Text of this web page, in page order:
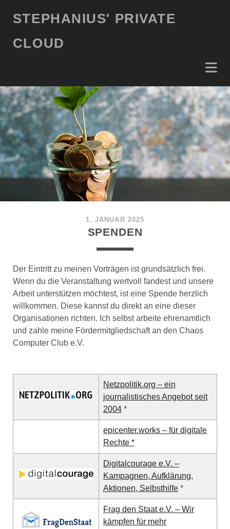
STEPHANIUS' PRIVATE
CLOUD
1. JANUAR 2025
SPENDEN
Der Eintritt zu meinen Vorträgen ist grundsätzlich frei.
Wenn du die Veranstaltung wertvoll fandest und unsere
Arbeit unterstützen möchtest, ist eine Spende herzlich
willkommen. Diese kannst du direkt an eine dieser
Organisationen richten. Ich selbst arbeite ehrenamtlich
und zahle meine Fördermitgliedschaft an den Chaos
Computer Club e.V.
Netzpolitik.org – ein
journalistisches Angebot seit
2004*
epicenter.works – für digitale
Rechte *
Digitalcourage e.V. –
Kampagnen, Aufklärung,
Aktionen, Selbsthilfe*
Frag den Staat e.V. – Wir
kämpfen für mehr